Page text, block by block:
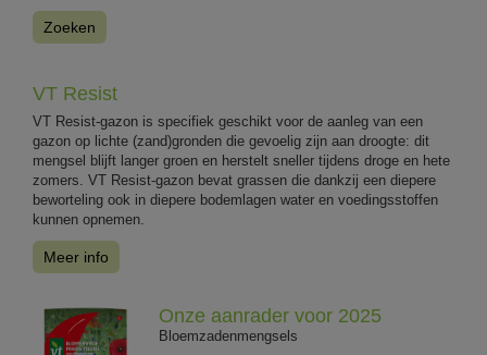
Zoeken
VT Resist
VT Resist-gazon is specifiek geschikt voor de aanleg van een
gazon op lichte (zand)gronden die gevoelig zijn aan droogte: dit
mengsel blijft langer groen en herstelt sneller tijdens droge en hete
zomers. VT Resist-gazon bevat grassen die dankzij een diepere
beworteling ook in diepere bodemlagen water en voedingsstoffen
kunnen opnemen.
Meer info
Onze aanrader voor 2025
Bloemzadenmengsels